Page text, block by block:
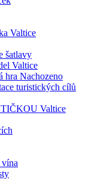
Valtice
šatlavy
Valtice
hra Nachozeno
turistických cílů
Valtice